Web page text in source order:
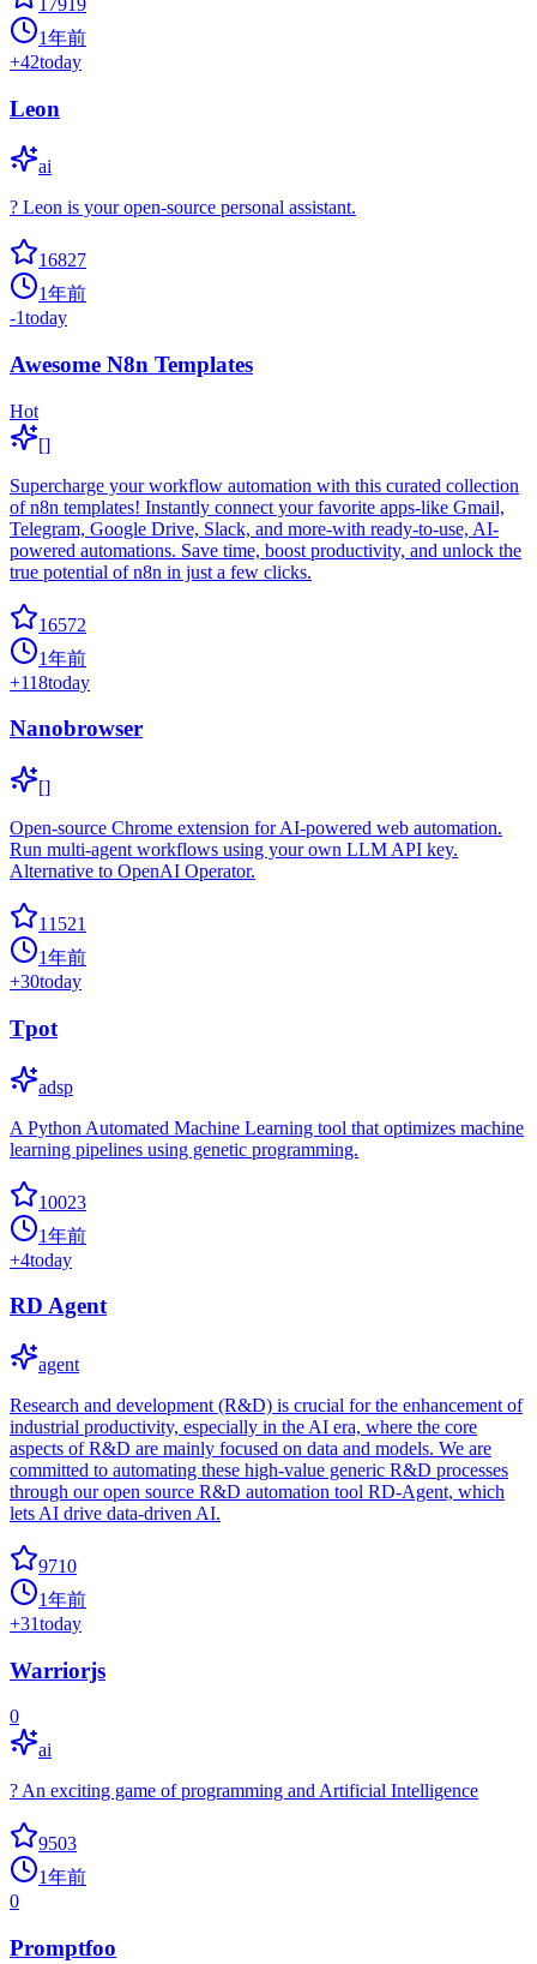
1年前
+42today
Leon
ai
? Leon is your open-source personal assistant.
16827
1年前
-1today
Awesome N8n Templates
Hot
[]
Supercharge your workflow automation with this curated collection
of n8n templates! Instantly connect your favorite apps-like Gmail,
Telegram, Google Drive, Slack, and more-with ready-to-use, AI-
powered automations. Save time, boost productivity, and unlock the
true potential of n8n in just a few clicks.
16572
1年前
+118today
Nanobrowser
[]
Open-source Chrome extension for AI-powered web automation.
Run multi-agent workflows using your own LLM API key.
Alternative to OpenAI Operator.
11521
1年前
+30today
Tpot
adsp
A Python Automated Machine Learning tool that optimizes machine
learning pipelines using genetic programming.
10023
1年前
+4today
RD Agent
agent
Research and development (R&D) is crucial for the enhancement of
industrial productivity, especially in the AI era, where the core
aspects of R&D are mainly focused on data and models. We are
committed to automating these high-value generic R&D processes
through our open source R&D automation tool RD-Agent, which
lets AI drive data-driven AI.
9710
1年前
+31today
Warriorjs
0
ai
? An exciting game of programming and Artificial Intelligence
9503
1年前
0
Promptfoo